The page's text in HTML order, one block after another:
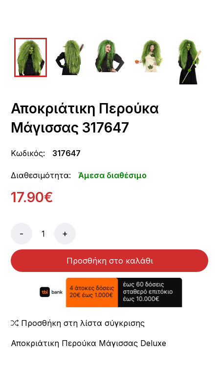
Αποκριάτικη Περούκα
Μάγισσας 317647
Κωδικός: 317647
Διαθεσιμότητα: Άμεσα διαθέσιμο
17.90€
- +
Προσθήκη στο καλάθι
Προσθήκη στη λίστα σύγκρισης
Αποκριάτικη Περούκα Μάγισσας Deluxe